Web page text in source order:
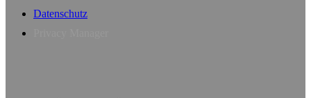
Datenschutz